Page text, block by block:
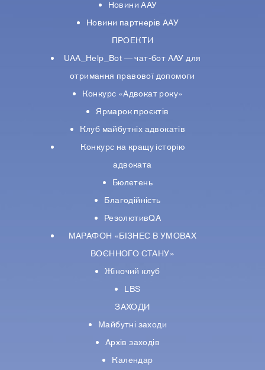
Новини ААУ
Новини партнерiв ААУ
ПРОЕКТИ
UAA_Help_Bot — чат-бот ААУ для
отримання правової допомоги
Конкурс «Адвокат року»
Ярмарок проєктів
Клуб майбутніх адвокатів
Конкурс на кращу історію
адвоката
Бюлетень
Благодійність
РезолютивQA
МАРАФОН «БІЗНЕС В УМОВАХ
ВОЄННОГО СТАНУ»
Жіночий клуб
LBS
ЗАХОДИ
Майбутні заходи
Архів заходів
Календар